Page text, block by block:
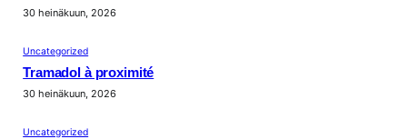
30 heinäkuun, 2026
Uncategorized
Tramadol à proximité
30 heinäkuun, 2026
Uncategorized